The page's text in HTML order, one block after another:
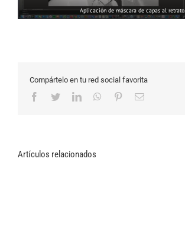
Aplicación de máscara de capas al retrato.
Compártelo en tu red social favorita
Facebook
TwitterLinkedInWhatsApp
PinterestCorreo
Artículos relacionados